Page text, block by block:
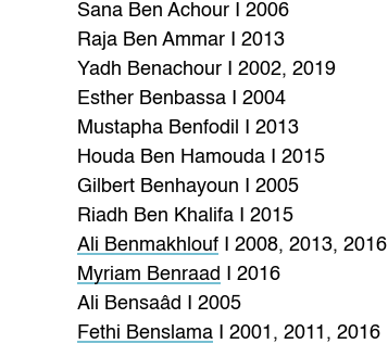
Sana Ben Achour I 2006
Raja Ben Ammar I 2013
Yadh Benachour I 2002, 2019
Esther Benbassa I 2004
Mustapha Benfodil I 2013
Houda Ben Hamouda I 2015
Gilbert Benhayoun I 2005
Riadh Ben Khalifa I 2015
Ali Benmakhlouf I 2008, 2013, 2016
Myriam Benraad
I 2016
Ali Bensaâd I 2005
Fethi Benslama I 2001, 2011, 2016